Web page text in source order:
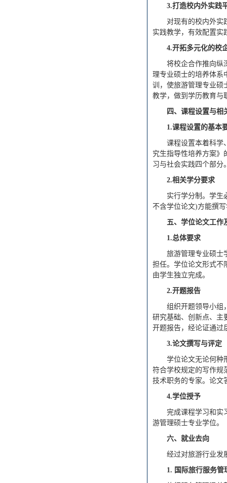
3.打造校内外实践
对现有的校内外实
实践教学，有效配置实
4.开拓多元化的校
将校企合作推向纵
理专业硕士的培养体系
训，使旅游管理专业硕
教学，做到学历教育与
四、课程设置与相
1.课程设置的基本
课程设置本着科学
究生指导性培养方案》
习与社会实践四个部分
2.相关学分要求
实行学分制。学生
不含学位论文)方能撰
五、学位论文工作
1.总体要求
旅游管理专业硕士
担任。学位论文形式不
由学生独立完成。
2.开题报告
组织开题领导小组
研究基础、创新点、主
开题报告，经论证通过
3.论文撰写与评定
学位论文无论何种
符合学校规定的写作规
技术职务的专家。论文
4.学位授予
完成课程学习和实
游管理硕士专业学位。
六、就业去向
经过对旅游行业发
1. 国际旅行服务管